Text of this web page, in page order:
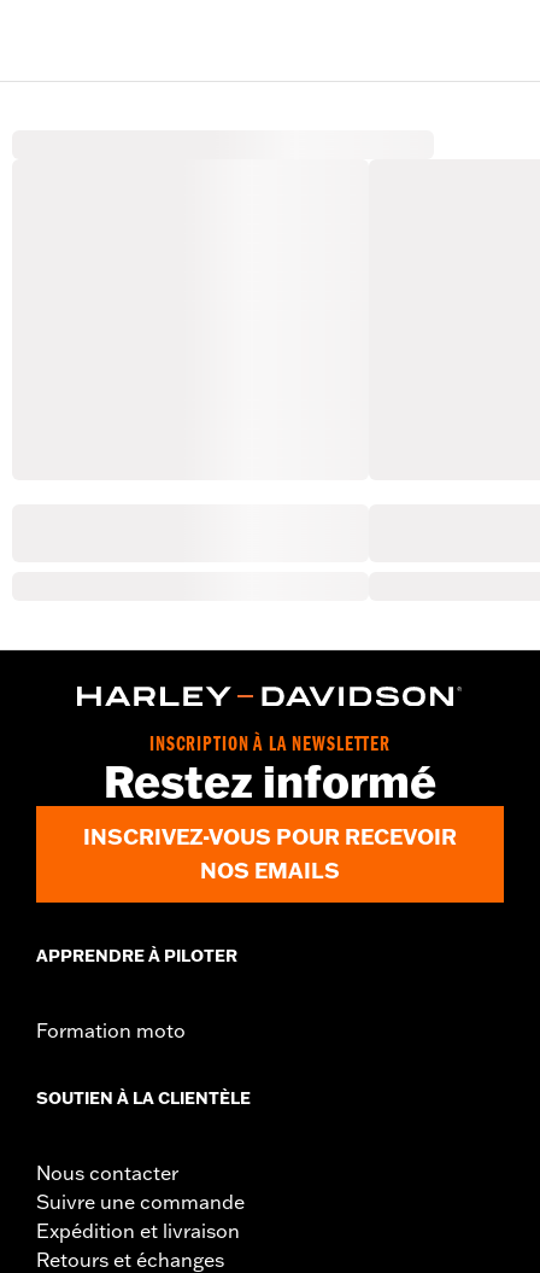
INSCRIPTION À LA NEWSLETTER
Restez informé
INSCRIVEZ-VOUS POUR RECEVOIR
NOS EMAILS
APPRENDRE À PILOTER
Formation moto
SOUTIEN À LA CLIENTÈLE
Nous contacter
Suivre une commande
Expédition et livraison
Retours et échanges